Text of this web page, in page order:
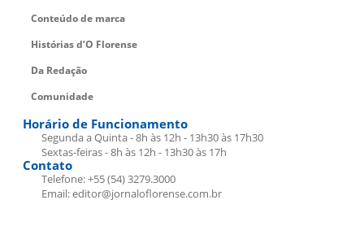
Conteúdo de marca
Histórias d’O Florense
Da Redação
Comunidade
Horário de Funcionamento
Segunda a Quinta - 8h às 12h - 13h30 às 17h30
Sextas-feiras - 8h às 12h - 13h30 às 17h
Contato
Telefone: +55 (54) 3279.3000
Email: editor@jornaloflorense.com.br